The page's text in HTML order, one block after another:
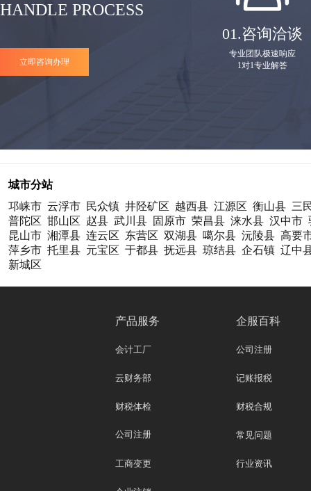
HANDLE PROCESS
立即咨询办理
01.咨询洽谈
专业团队极速响应
1对1专业解答
城市分站
邛崃市 云浮市 民众镇 井陉矿区 越西县 江源区 衡山县 三
普陀区 邯山区 赵县 武川县 固原市 荣昌县 涞水县 汉中市
昆山市 湘潭县 连云区 东营区 双湖县 噶尔县 沅陵县 高要
萍乡市 托里县 元宝区 于都县 抚远县 琼结县 企石镇 辽中
新城区
产品服务
会计工厂
云财务部
财税体检
公司注册
工商变更
企服百科
公司注册
记账报税
财税合规
常见问题
行业资讯